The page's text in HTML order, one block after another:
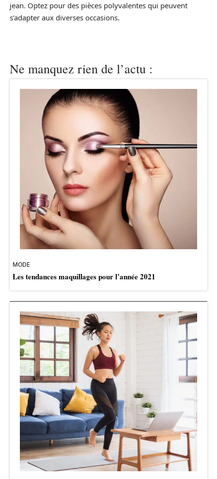
jean. Optez pour des pièces polyvalentes qui peuvent
s’adapter aux diverses occasions.
Ne manquez rien de l’actu :
MODE
Les tendances maquillages pour l’année 2021